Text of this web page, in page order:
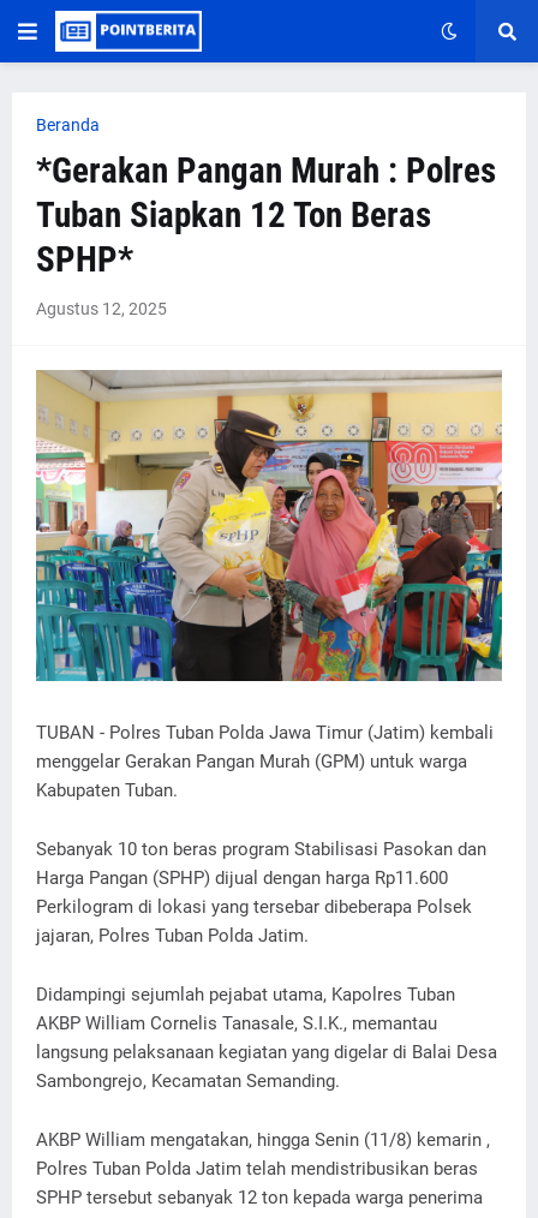
Beranda
*Gerakan Pangan Murah : Polres
Tuban Siapkan 12 Ton Beras
SPHP*
Agustus 12, 2025
TUBAN - Polres Tuban Polda Jawa Timur (Jatim) kembali
menggelar Gerakan Pangan Murah (GPM) untuk warga
Kabupaten Tuban.
Sebanyak 10 ton beras program Stabilisasi Pasokan dan
Harga Pangan (SPHP) dijual dengan harga Rp11.600
Perkilogram di lokasi yang tersebar dibeberapa Polsek
jajaran, Polres Tuban Polda Jatim.
Didampingi sejumlah pejabat utama, Kapolres Tuban
AKBP William Cornelis Tanasale, S.I.K., memantau
langsung pelaksanaan kegiatan yang digelar di Balai Desa
Sambongrejo, Kecamatan Semanding.
AKBP William mengatakan, hingga Senin (11/8) kemarin ,
Polres Tuban Polda Jatim telah mendistribusikan beras
SPHP tersebut sebanyak 12 ton kepada warga penerima